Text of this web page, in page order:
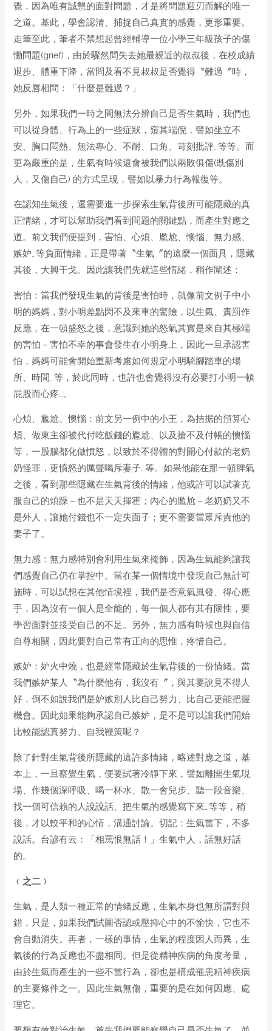
覺，因為唯有誠懇的面對問題，才是將問題迎刃而解的唯一
之道。基此，學會認清、捕捉自己真實的感覺，更形重要。
走筆至此，筆者不禁想起曾經輔導一位小學三年級孩子的傷
慟問題(grief)，由於驟然間失去她最親近的叔叔後，在校成績
退步、體重下降，當問及看不見叔叔是否覺得〝難過〞時，
她反唇相問：「什麼是難過？」
另外，如果我們一時之間無法分辨自己是否生氣時，我們也
可以從身體、行為上的一些症狀，窺其端倪，譬如坐立不
安、胸口悶熱、無法專心、不耐、口角、苛刻批評…等等。而
更為嚴重的是，生氣有時候還會被我們以兩敗俱傷(既傷別
人，又傷自己) 的方式呈現，譬如以暴力行為報復等。
在認知生氣後，還需要進一步探索生氣背後所可能隱藏的真
正情緒，才可以幫助我們看到問題的關鍵點，而產生對應之
道。前文我們便提到，害怕、心煩、尷尬、懊惱、無力感、
嫉妒…等負面情緒，正是帶著〝生氣〞的這麼一個面具，隱藏
其後，大興干戈。因此讓我們先就這些情緒，稍作闡述：
害怕：當我們發現生氣的背後是害怕時，就像前文例子中小
明的媽媽，對小明差點閃不及來車的驚險，以生氣、責罰作
反應，在一頓盛怒之後，意識到她的怒氣其實是來自其極端
的害怕－害怕不幸的事會發生在小明身上，因此一旦承認害
怕，媽媽可能會開始重新考慮如何規定小明騎腳踏車的場
所、時間…等，於此同時，也許也會覺得沒有必要打小明一頓
屁股而心疼…。
心煩、尷尬、懊惱：前文另一例中的小王，為拮据的預算心
煩、做東主卻被代付吃飯錢的尷尬、以及搶不及付帳的懊惱
等，一股腦都化做憤怒，以致於不得體的對開心付款的老奶
奶怪罪，更憤怒的厲聲喝斥妻子…等。如果他能在那一頓脾氣
之後，看到那些隱藏在生氣背後的情緒，他或許可以試著克
服自己的煩躁－也不是天天揮霍；內心的尷尬－老奶奶又不
是外人，讓她付錢也不一定失面子；更不需要當眾斥責他的
妻子了。
無力感：無力感特別會利用生氣來掩飾，因為生氣能夠讓我
們感覺自己仍在掌控中。當在某一個情境中發現自己無計可
施時，可以試想在其他情境裡，我們是否意氣風發、得心應
手，因為沒有一個人是全能的，每一個人都有其有限性，要
學習面對並接受自己的不足。另外，無力感有時候也與自信
自尊相關，因此要對自己常有正向的思惟，疼惜自己。
嫉妒：妒火中燒，也是經常隱藏於生氣背後的一份情緒。當
我們嫉妒某人〝為什麼他有，我沒有〞，與其要說見不得人
好，倒不如說我們是妒嫉別人比自己努力、比自己更能把握
機會。因此如果能夠承認自己嫉妒，是不是可以讓我們開始
比較能認真努力、自我鞭策呢？
除了針對生氣背後所隱藏的這許多情緒，略述對應之道，基
本上，一旦察覺生氣，便要試著冷靜下來，譬如離開生氣現
場、作幾個深呼吸、喝一杯水、散一會兒步、聽一段音樂、
找一個可信賴的人說說話、把生氣的感覺寫下來…等等，稍
後，才以較平和的心情，溝通討論。切記：生氣當下，不多
說話。台諺有云：「相罵恨無話！」生氣中人，話無好話
的。
﹙之二﹚
生氣，是人類一種正常的情緒反應，生氣本身也無所謂對與
錯，只是，如果我們試圖否認或壓抑心中的不愉快，它也不
會自動消失。再者，一樣的事情，生氣的程度因人而異，生
氣後的行為反應也不盡相同。但是從精神疾病的角度考量，
由於生氣而產生的一些不當行為，卻也是構成罹患精神疾病
的主要條件之一。因此生氣無傷，重要的是在如何因應、處
理它。